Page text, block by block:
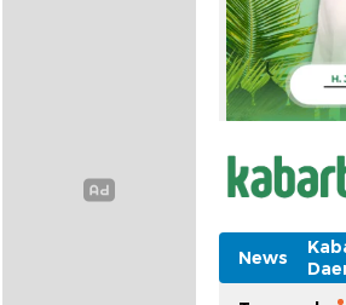
News